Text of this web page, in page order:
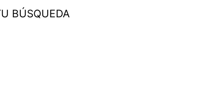
BÚSQUEDA